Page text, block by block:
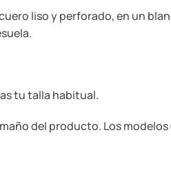
liso y perforado, en un
tu talla habitual.
del producto. Los